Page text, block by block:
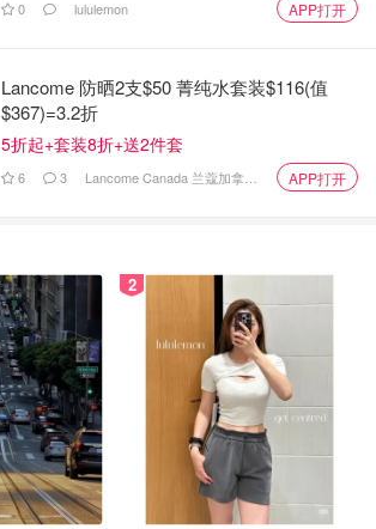
0 lululemon APP打开
Lancome 防晒2支$50 菁纯水套装$116(值
$367)=3.2折
5折起+套装8折+送2件套
6 3 Lancome Canada 兰蔻加拿大官网 APP打开
2